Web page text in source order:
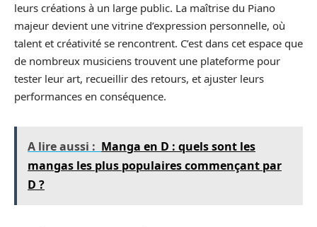
leurs créations à un large public. La maîtrise du Piano
majeur devient une vitrine d’expression personnelle, où
talent et créativité se rencontrent. C’est dans cet espace que
de nombreux musiciens trouvent une plateforme pour
tester leur art, recueillir des retours, et ajuster leurs
performances en conséquence.
A lire aussi : Manga en D : quels sont les
mangas les plus populaires commençant par
D ?